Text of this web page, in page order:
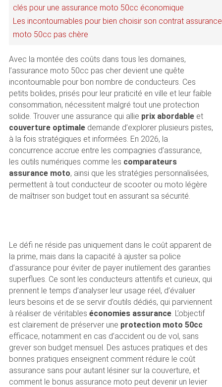
clés pour une assurance moto 50cc économique
Les incontournables pour bien choisir son contrat assurance
moto 50cc pas chère
Avec la montée des coûts dans tous les domaines,
l’assurance moto 50cc pas cher devient une quête
incontournable pour bon nombre de conducteurs. Ces
petits bolides, prisés pour leur praticité en ville et leur faible
consommation, nécessitent malgré tout une protection
solide. Trouver une assurance qui allie prix abordableet
couverture optimaledemande d’explorer plusieurs pistes,
à la fois stratégiques et informées. En 2026, la
concurrence accrue entre les compagnies d’assurance,
les outils numériques comme les comparateurs
assurance moto, ainsi que les stratégies personnalisées,
permettent à tout conducteur de scooter ou moto légère
de maîtriser son budget tout en assurant sa sécurité.
Le défi ne réside pas uniquement dans le coût apparent de
la prime, mais dans la capacité à ajuster sa police
d’assurance pour éviter de payer inutilement des garanties
superflues. Ce sont les conducteurs attentifs et curieux, qui
prennent le temps d’analyser leur usage réel, d’évaluer
leurs besoins et de se servir d’outils dédiés, qui parviennent
à réaliser de véritables économies assurance. L’objectif
est clairement de préserver une protection moto 50cc
efficace, notamment en cas d’accident ou de vol, sans
grever son budget mensuel. Des astuces pratiques et des
bonnes pratiques enseignent comment réduire le coût
assurance sans pour autant lésiner sur la couverture, et
comment le bonus assurance moto peut devenir un levier